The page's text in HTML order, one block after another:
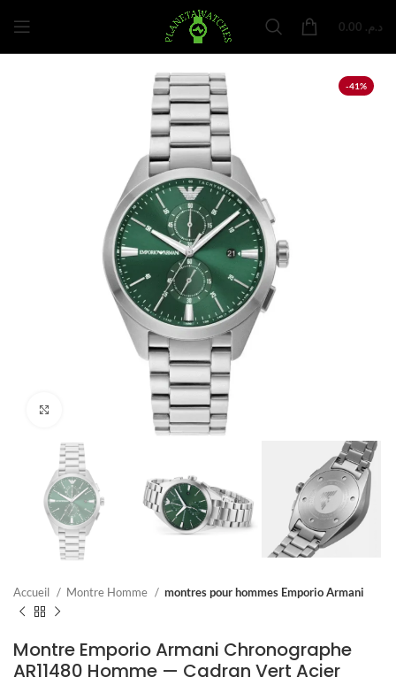
د.م.
-41%
Accueil Montre Homme montres pour hommes Emporio Armani
Montre Emporio Armani Chronographe
AR11480 Homme — Cadran Vert Acier